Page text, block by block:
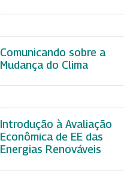
Comunicando sobre a
Mudança do Clima
Introdução à Avaliação
Econômica de EE das
Energias Renováveis